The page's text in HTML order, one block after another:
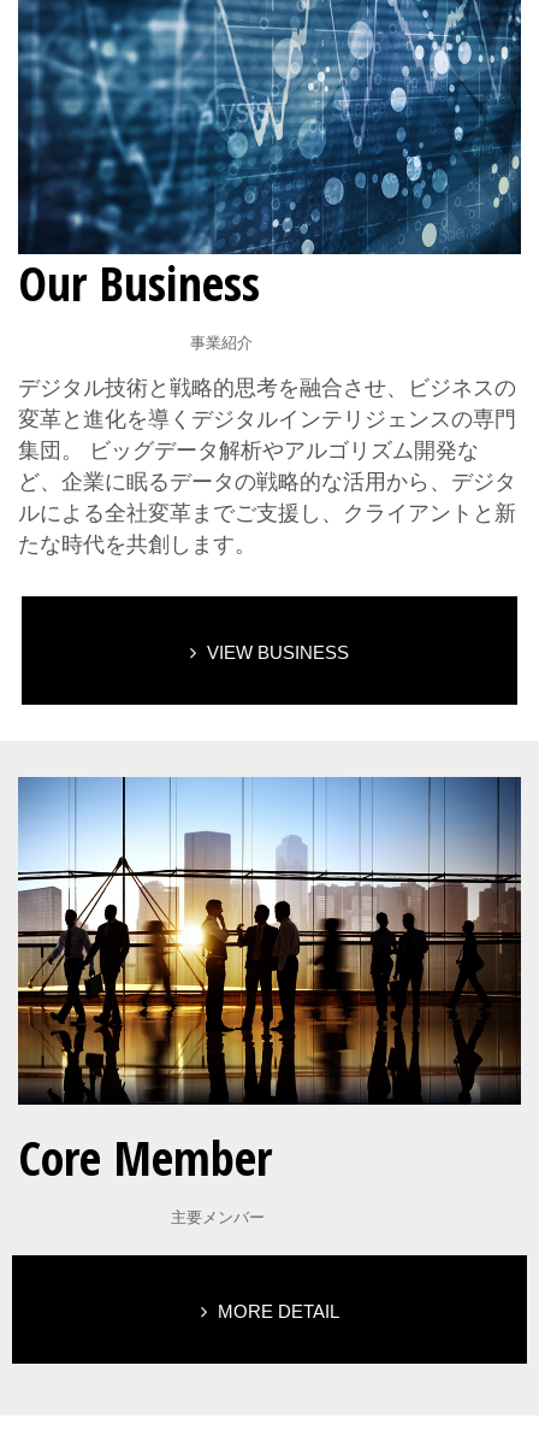
Our Business
事業紹介
デジタル技術と戦略的思考を融合させ、ビジネスの
変革と進化を導くデジタルインテリジェンスの専門
集団。 ビッグデータ解析やアルゴリズム開発な
ど、企業に眠るデータの戦略的な活用から、デジタ
ルによる全社変革までご支援し、クライアントと新
たな時代を共創します。
VIEW BUSINESS
Core Member
主要メンバー
MORE DETAIL